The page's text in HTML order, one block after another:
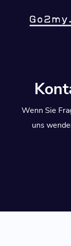
Wenn Sie
uns